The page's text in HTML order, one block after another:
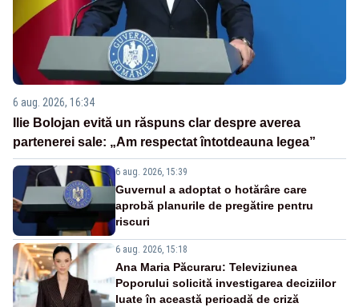
6 aug. 2026, 16:34
Ilie Bolojan evită un răspuns clar despre averea
partenerei sale: „Am respectat întotdeauna legea”
6 aug. 2026, 15:39
Guvernul a adoptat o hotărâre care
aprobă planurile de pregătire pentru
riscuri
6 aug. 2026, 15:18
Ana Maria Păcuraru: Televiziunea
Poporului solicită investigarea deciziilor
luate în această perioadă de criză